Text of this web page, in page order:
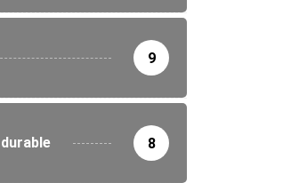
9
8